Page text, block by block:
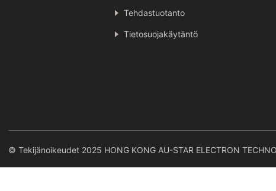
Tehdastuotanto
Tietosuojakäytäntö
© Tekijänoikeudet 2025 HONG KONG AU-STAR ELECTRON